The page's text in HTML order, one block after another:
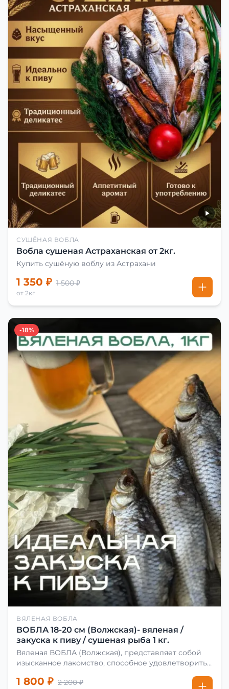
СУШЁНАЯ ВОБЛА
Вобла сушеная Астраханская от 2кг.
Купить сушёную воблу из Астрахани
1 350 ₽ 1 500 ₽
от 2кг
-18%
ВЯЛЕНАЯ ВОБЛА
ВОБЛА 18-20 см (Волжская)- вяленая /
закуска к пиву / сушеная рыба 1 кг.
Вяленая ВОБЛА (Волжская), представляет собой
изысканное лакомство, способное удовлетворить
сделать вяленую воблу, её сначала хорошо солят.
1 800 ₽ 2 200 ₽